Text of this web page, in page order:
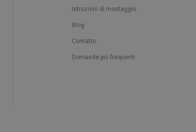
Istruzioni di montaggio
Blog
Contatto
Domande più frequenti